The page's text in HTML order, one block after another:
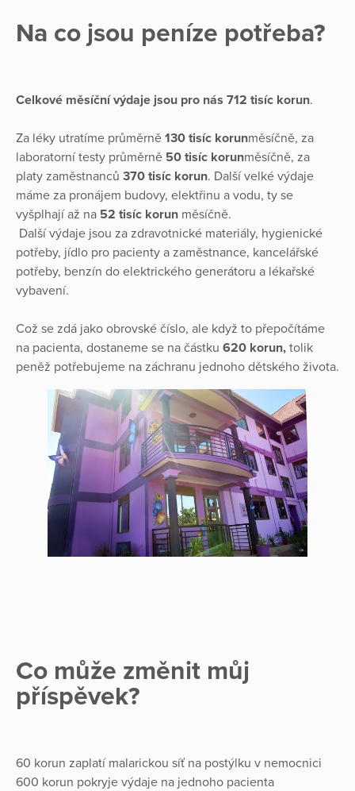
Na co jsou peníze potřeba?
Celkové měsíční výdaje jsou pro nás 712 tisíc korun.
Za léky utratíme průměrně 130 tisíc korunměsíčně, za
laboratorní testy průměrně 50 tisíc korunměsíčně, za
platy zaměstnanců 370 tisíc korun. Další velké výdaje
máme za pronájem budovy, elektřinu a vodu, ty se
vyšplhají až na 52 tisíc korun měsíčně.
Další výdaje jsou za zdravotnické materiály, hygienické
potřeby, jídlo pro pacienty a zaměstnance, kancelářské
potřeby, benzín do elektrického generátoru a lékařské
vybavení.
Což se zdá jako obrovské číslo, ale když to přepočítáme
na pacienta, dostaneme se na částku 620 korun, tolik
peněž potřebujeme na záchranu jednoho dětského života.
Co může změnit můj
příspěvek?
60 korun zaplatí malarickou síť na postýlku v nemocnici
600 korun pokryje výdaje na jednoho pacienta